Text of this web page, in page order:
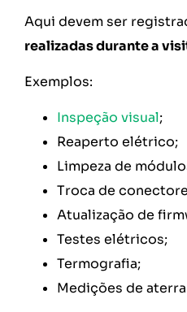
Aqui devem ser
realizadas durante a
Exemplos:
Inspeção visual;
Reaperto elétrico;
Limpeza de
Troca de
Atualização de
Testes elétricos;
Termografia;
Medições de